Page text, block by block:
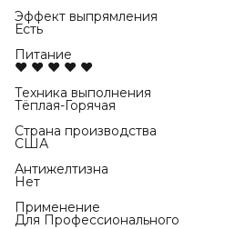
Эффект выпрямления
Есть
Питание
♥ ♥ ♥ ♥ ♥
Техника выполнения
Тёплая-Горячая
Страна производства
США
Антижелтизна
Нет
Применение
Для Профессионального